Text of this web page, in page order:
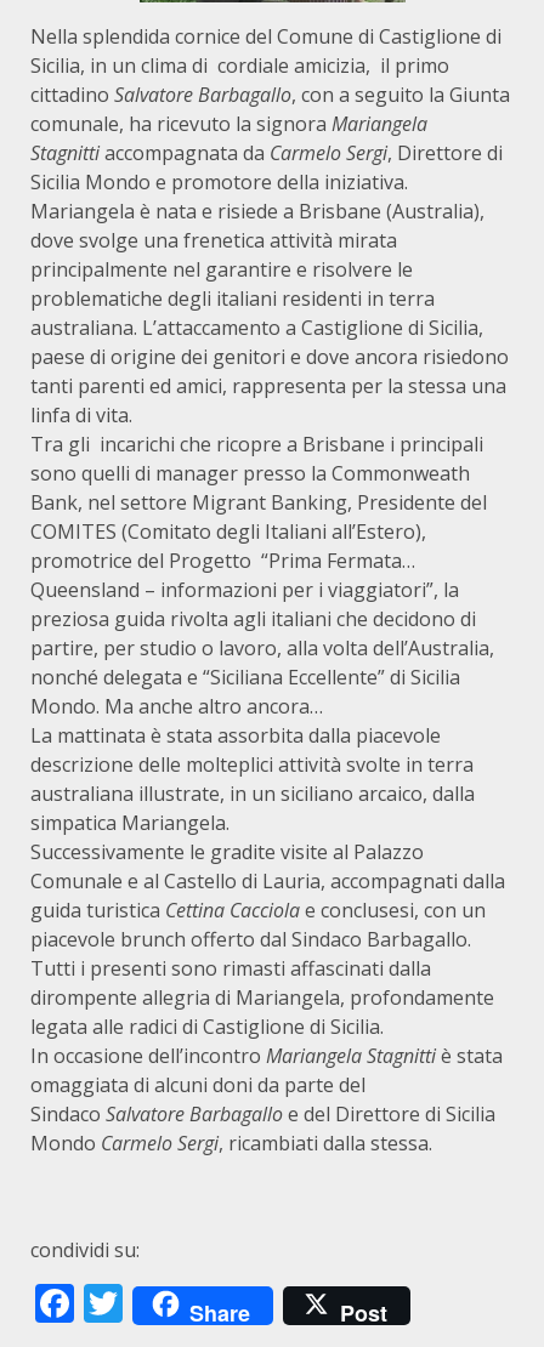
Nella splendida cornice del Comune di Castiglione di
Sicilia, in un clima di cordiale amicizia, il primo
cittadino Salvatore Barbagallo, con a seguito la Giunta
comunale, ha ricevuto la signora Mariangela
Stagnittiaccompagnata da Carmelo Sergi, Direttore di
Sicilia Mondo e promotore della iniziativa.
Mariangela è nata e risiede a Brisbane (Australia),
dove svolge una frenetica attività mirata
principalmente nel garantire e risolvere le
problematiche degli italiani residenti in terra
australiana. L’attaccamento a Castiglione di Sicilia,
paese di origine dei genitori e dove ancora risiedono
tanti parenti ed amici, rappresenta per la stessa una
linfa di vita.
Tra gli incarichi che ricopre a Brisbane i principali
sono quelli di manager presso la Commonweath
Bank, nel settore Migrant Banking, Presidente del
COMITES (Comitato degli Italiani all’Estero),
promotrice del Progetto “Prima Fermata…
Queensland – informazioni per i viaggiatori”, la
preziosa guida rivolta agli italiani che decidono di
partire, per studio o lavoro, alla volta dell’Australia,
nonché delegata e “Siciliana Eccellente” di Sicilia
Mondo. Ma anche altro ancora…
La mattinata è stata assorbita dalla piacevole
descrizione delle molteplici attività svolte in terra
australiana illustrate, in un siciliano arcaico, dalla
simpatica Mariangela.
Successivamente le gradite visite al Palazzo
Comunale e al Castello di Lauria, accompagnati dalla
guida turistica Cettina Cacciolae conclusesi, con un
piacevole brunch offerto dal Sindaco Barbagallo.
Tutti i presenti sono rimasti affascinati dalla
dirompente allegria di Mariangela, profondamente
legata alle radici di Castiglione di Sicilia.
In occasione dell’incontro Mariangela Stagnittiè stata
omaggiata di alcuni doni da parte del
Sindaco Salvatore Barbagalloe del Direttore di Sicilia
Mondo Carmelo Sergi, ricambiati dalla stessa.
condividi su:
Facebook
Twitter
Share Post